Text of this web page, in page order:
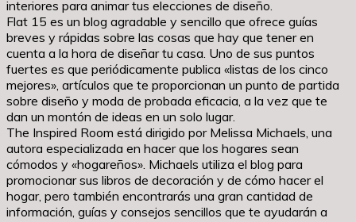
interiores para animar tus elecciones de diseño.
Flat 15 es un blog agradable y sencillo que ofrece guías
breves y rápidas sobre las cosas que hay que tener en
cuenta a la hora de diseñar tu casa. Uno de sus puntos
fuertes es que periódicamente publica «listas de los cinco
mejores», artículos que te proporcionan un punto de partida
sobre diseño y moda de probada eficacia, a la vez que te
dan un montón de ideas en un solo lugar.
The Inspired Room está dirigido por Melissa Michaels, una
autora especializada en hacer que los hogares sean
cómodos y «hogareños». Michaels utiliza el blog para
promocionar sus libros de decoración y de cómo hacer el
hogar, pero también encontrarás una gran cantidad de
información, guías y consejos sencillos que te ayudarán a